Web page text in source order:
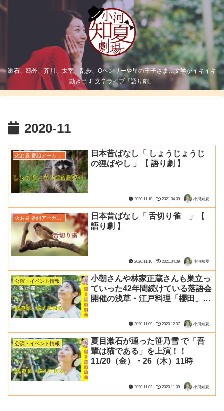
漱石、鴎外、芥川、太宰、乱歩、Oヘンリーや星の王子さま…文学がイキイキ
動き出す 文学ライブ「語り劇」
2020-11
日本昔ばなし「 しょうじょうじ
の狸ばやし 」【 語り劇 】
2020.11.10 2021.04.09 小河知夏
火お昼 番組アーカイブ
日本昔ばなし「 舌切り雀 」【
語り劇 】
2020.11.10 2021.04.09 小河知夏
公演・イベント情報
小朝さんや林家正蔵さんも巣立っ
ていった42年間続けている落語会
開催の浅草・江戸料理「櫻田」で
2020.11.09 2020.12.07 小河知夏
公演・イベント情報
夏目漱石が通った笹乃雪 で「吾
輩は猫である」を上演！！
11/20（金）・26（木）11時
2020.11.02 2020.11.09 小河知夏